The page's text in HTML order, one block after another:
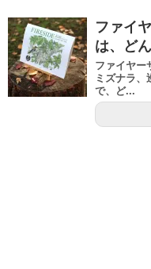
ファイ
は、ど
ファイヤー
ミズナラ、
で、ど...